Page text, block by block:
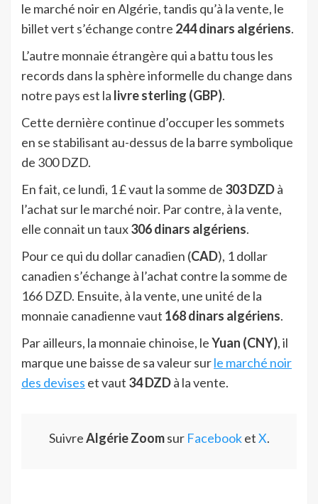
le marché noir en Algérie, tandis qu’à la vente, le
billet vert s’échange contre 244 dinars algériens.
L’autre monnaie étrangère qui a battu tous les
records dans la sphère informelle du change dans
notre pays est la livre sterling (GBP).
Cette dernière continue d’occuper les sommets
en se stabilisant au-dessus de la barre symbolique
de 300 DZD.
En fait, ce lundi, 1 £ vaut la somme de 303 DZDà
l’achat sur le marché noir. Par contre, à la vente,
elle connait un taux306 dinars algériens.
Pour ce qui du dollar canadien (CAD), 1 dollar
canadien s’échange à l’achat contre la somme de
166 DZD. Ensuite, à la vente, une unité de la
monnaie canadienne vaut 168 dinars algériens.
Par ailleurs, la monnaie chinoise, leYuan (CNY), il
marque une baisse de sa valeur surle marché noir
des devises et vaut 34 DZDà la vente.
SuivreAlgérie Zoomsur FacebooketX.